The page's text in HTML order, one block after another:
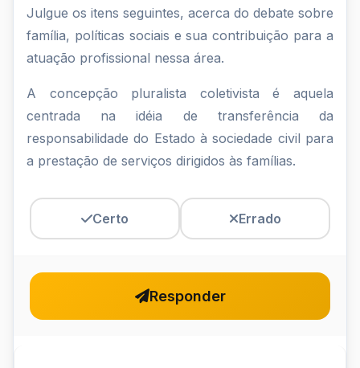
Julgue
os
itens
seguintes,
acerca
do
debate
sobre
Julgue os itens seguintes, acerca do debate sobre
família, políticas sociais e sua contribuição para a
atuação profissional nessa área.
A concepção pluralista coletivista é aquela
centrada na idéia de transferência da
responsabilidade do Estado à sociedade civil para
a prestação de serviços dirigidos às famílias.
Certo Errado
Responder